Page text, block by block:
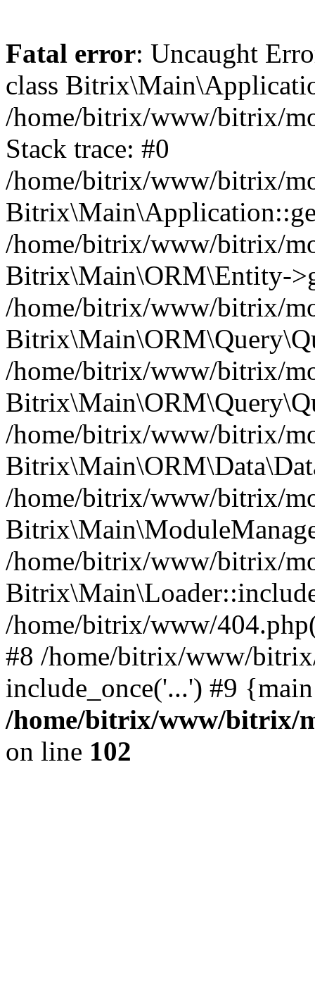
Fatal error: Uncaught
class
/home/bitrix/www/bitrix/
Stack trace: #0
/home/bitrix/www/bitrix/
/home/bitrix/www/bitrix/
Bitrix\Main\ORM\Entity-
/home/bitrix/www/bitrix/
/home/bitrix/www/bitrix/
/home/bitrix/www/bitrix/
/home/bitrix/www/bitrix/
/home/bitrix/www/bitrix/
/home/bitrix/www/
#8 /home/bitrix/www/
include_once('...') #9
/home/bitrix/www/bitrix/
on line 102